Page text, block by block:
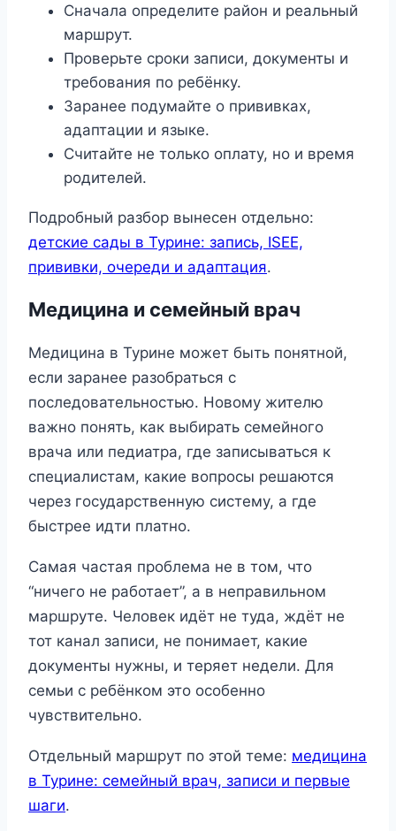
Сначала определите район и реальный
маршрут.
Проверьте сроки записи, документы и
требования по ребёнку.
Заранее подумайте о прививках,
адаптации и языке.
Считайте не только оплату, но и время
родителей.
Подробный разбор вынесен отдельно:
детские сады в Турине: запись, ISEE,
прививки, очереди и адаптация.
Медицина и семейный врач
Медицина в Турине может быть понятной,
если заранее разобраться с
последовательностью. Новому жителю
важно понять, как выбирать семейного
врача или педиатра, где записываться к
специалистам, какие вопросы решаются
через государственную систему, а где
быстрее идти платно.
Самая частая проблема не в том, что
“ничего не работает”, а в неправильном
маршруте. Человек идёт не туда, ждёт не
тот канал записи, не понимает, какие
документы нужны, и теряет недели. Для
семьи с ребёнком это особенно
чувствительно.
Отдельный маршрут по этой теме: медицина
в Турине: семейный врач, записи и первые
шаги.